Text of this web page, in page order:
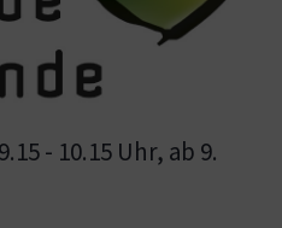
- 10.15 Uhr, ab 9.